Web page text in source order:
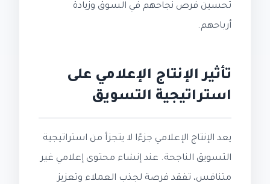
تحسين فرص نجاحهم في السوق وزيادة
أرباحهم.
تأثير الإنتاج الإعلامي على
استراتيجية التسويق
يعد الإنتاج الإعلامي جزءًا لا يتجزأ من استراتيجية
التسويق الناجحة. عند إنشاء محتوى إعلامي غير
متنافس، تفقد فرصة لجذب العملاء وتعزيز